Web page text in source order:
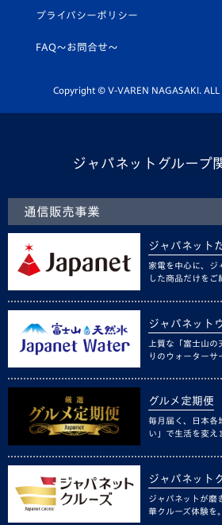
平和祈念活動
ホームタウン活動
スクール
公式LINE＠
プライバシーポリシー
FAQ〜お問合せ〜
Copyright © V-VAREN NAGASAKI. ALL
ジャパネットグループ
通信販売事業
ジャパネット
家電を中心に、ジ
した商品だけをご
ジャパネット
上質な「富士山
りのウォーターサ
グルメ定期便
毎月届く、日本各
い」で生活を変え
ジャパネット
ジャパネットが磨
華クルーズ体験を。